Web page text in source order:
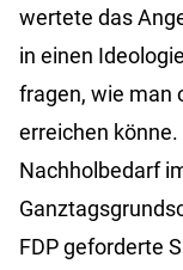
wertete das
in einen
fragen, wie man
erreichen
Nachholbedarf
FDP geforderte